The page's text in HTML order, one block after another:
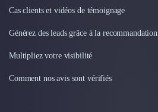
Espaces de Coworking
Cas clients et vidéos de témoignage
Générez des leads grâce à la recommandation
Multipliez votre visibilité
Comment nos avis sont vérifiés